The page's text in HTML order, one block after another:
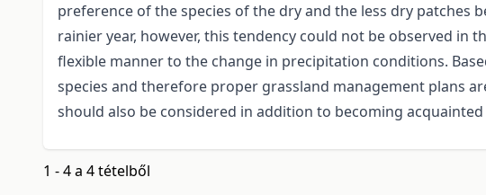
preference of the species of the dry and the less dry patches
rainier year, however, this tendency could not be observed in
flexible manner to the change in precipitation conditions.
species and therefore proper grassland management plans
should also be considered in addition to becoming
1 - 4 a 4 tételből